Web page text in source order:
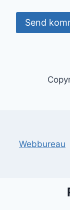
Webbureau